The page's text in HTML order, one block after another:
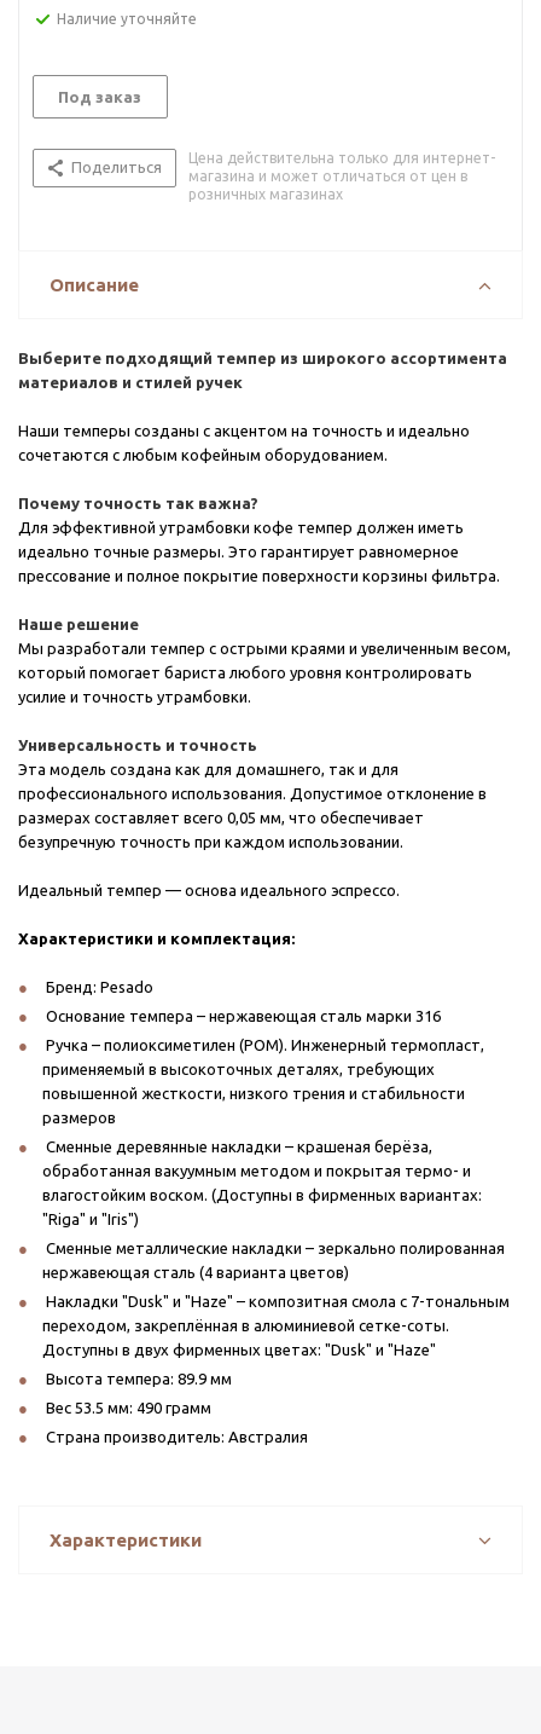
Наличие уточняйте
Под заказ
Поделиться
Цена действительна только для интернет-
магазина и может отличаться от цен в
розничных магазинах
Описание
Выберите подходящий темпер из широкого ассортимента
материалов и стилей ручек
Наши темперы созданы с акцентом на точность и идеально
сочетаются с любым кофейным оборудованием.
Почему точность так важна?
Для эффективной утрамбовки кофе темпер должен иметь
идеально точные размеры. Это гарантирует равномерное
прессование и полное покрытие поверхности корзины фильтра.
Наше решение
Мы разработали темпер с острыми краями и увеличенным весом,
который помогает бариста любого уровня контролировать
усилие и точность утрамбовки.
Универсальность и точность
Эта модель создана как для домашнего, так и для
профессионального использования. Допустимое отклонение в
размерах составляет всего 0,05 мм, что обеспечивает
безупречную точность при каждом использовании.
Идеальный темпер — основа идеального эспрессо.
Характеристики и комплектация:
Бренд: Pesado
Основание темпера – нержавеющая сталь марки 316
Ручка – полиоксиметилен (POM). Инженерный термопласт,
применяемый в высокоточных деталях, требующих
повышенной жесткости, низкого трения и стабильности
размеров
Сменные деревянные накладки – крашеная берёза,
обработанная вакуумным методом и покрытая термо- и
влагостойким воском. (Доступны в фирменных вариантах:
"Riga" и "Iris")
Сменные металлические накладки – зеркально полированная
нержавеющая сталь (4 варианта цветов)
Накладки "Dusk" и "Haze" – композитная смола с 7-тональным
переходом, закреплённая в алюминиевой сетке-соты.
Доступны в двух фирменных цветах: "Dusk" и "Haze"
Высота темпера: 89.9 мм
Вес 53.5 мм: 490 грамм
Страна производитель: Австралия
Характеристики